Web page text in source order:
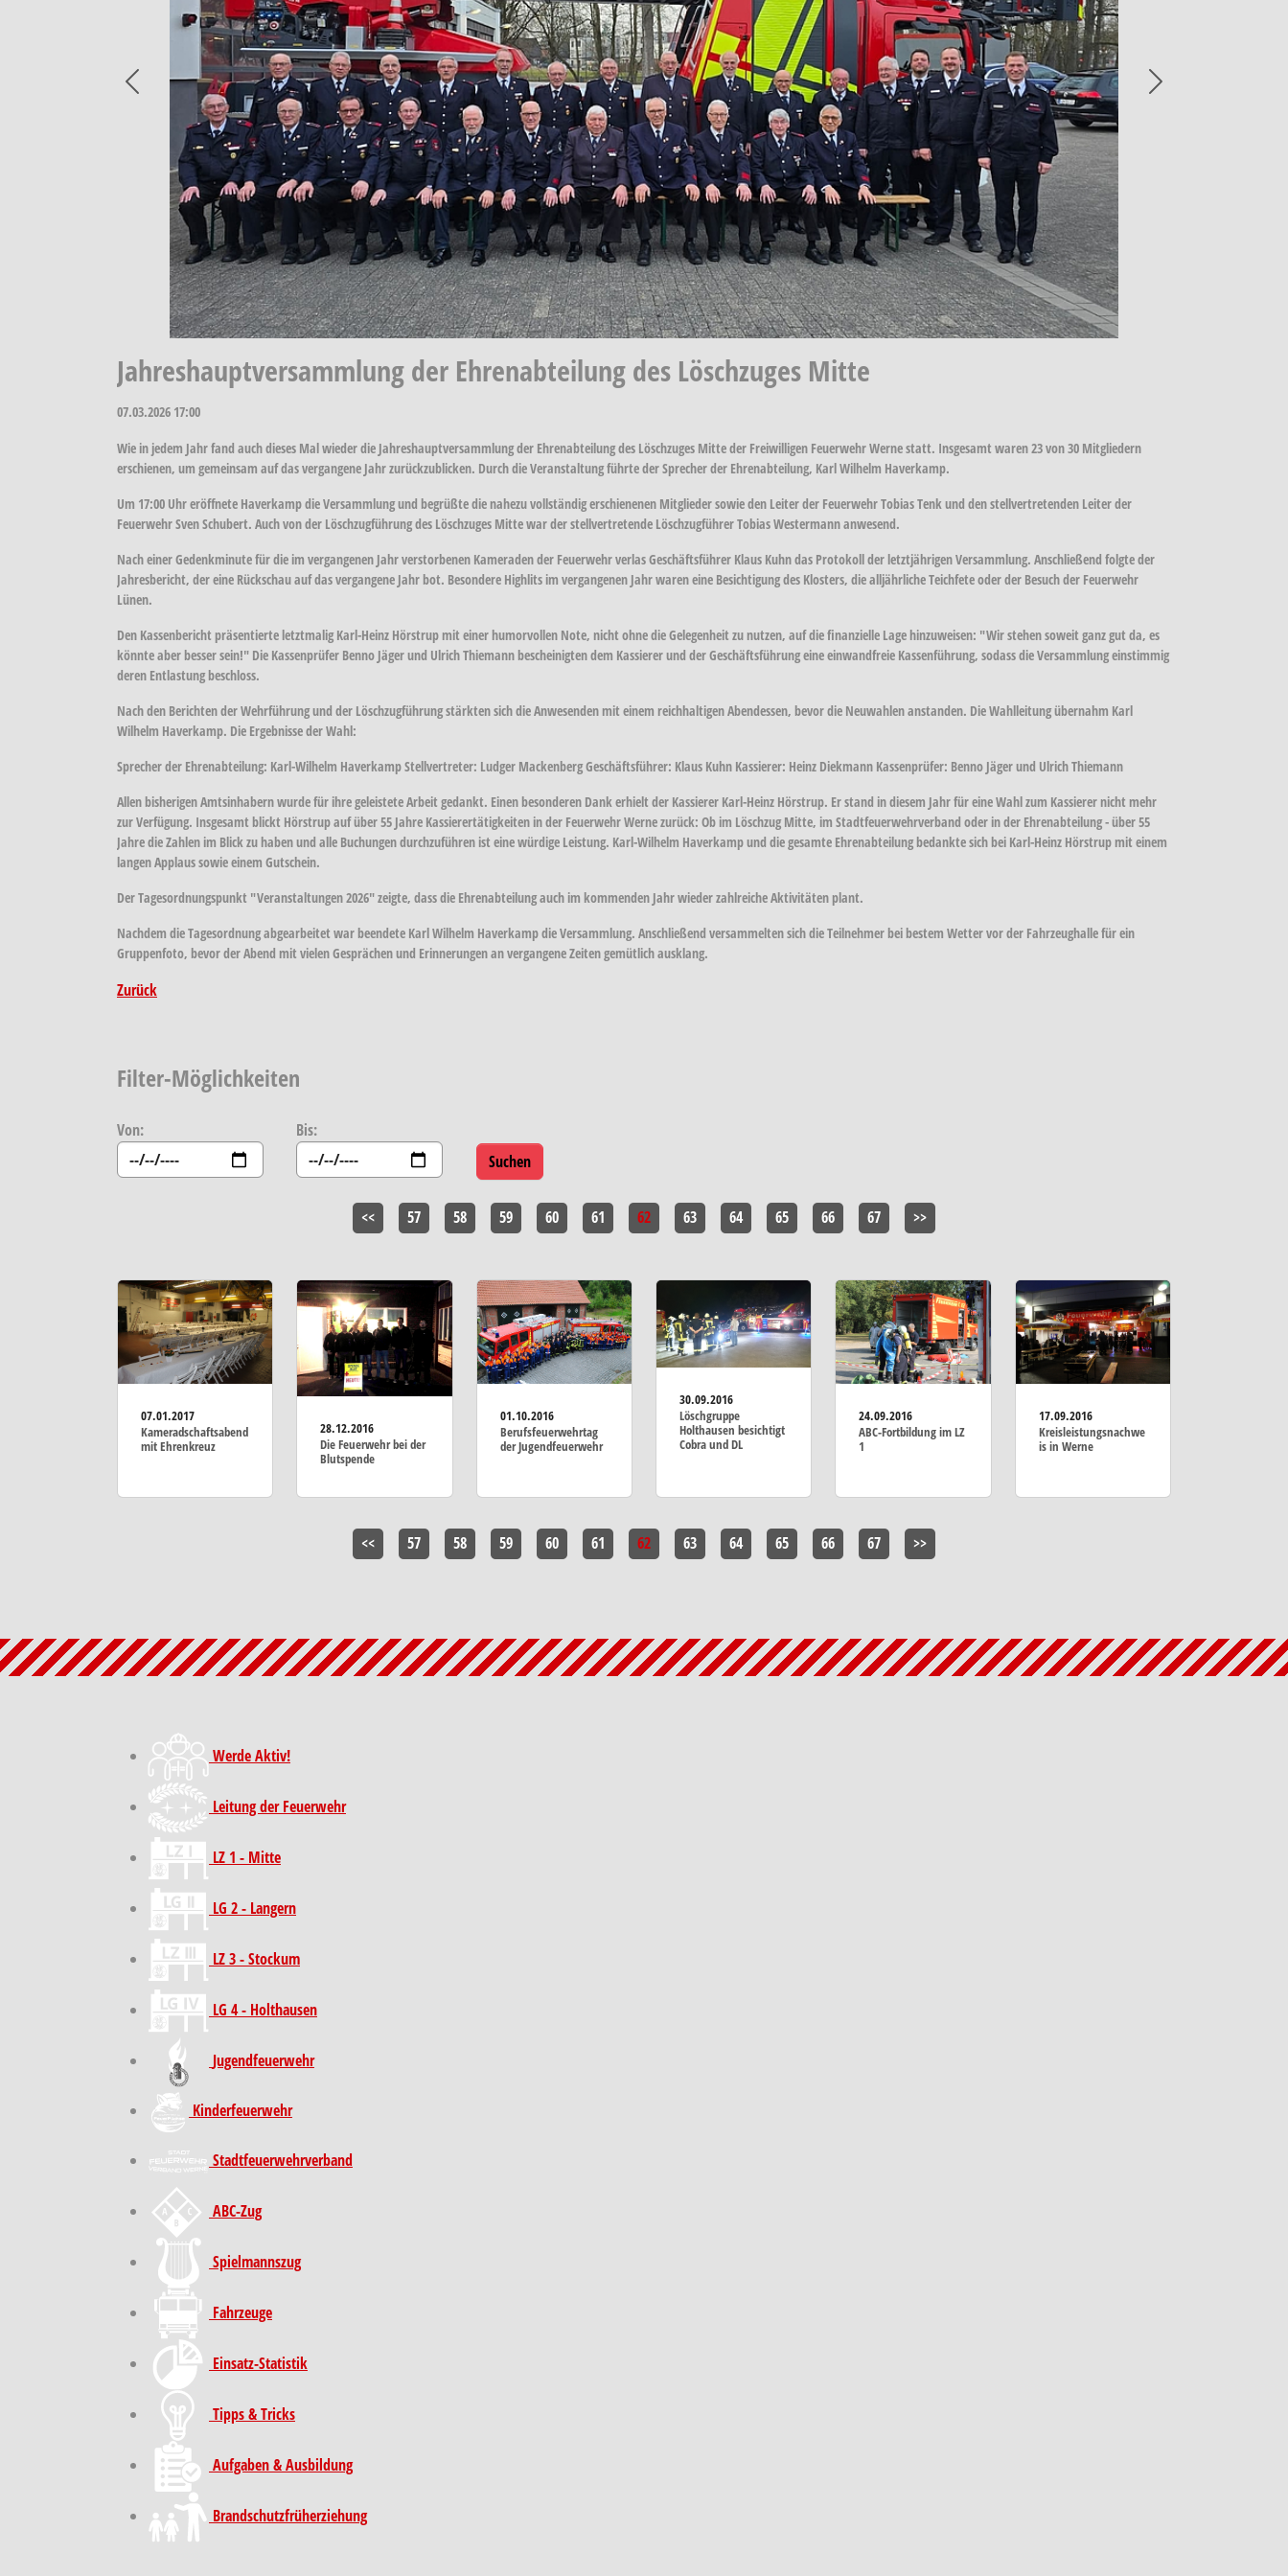
Previous
Jahreshauptversammlung der Ehrenabteilung des Löschzuges Mitte
07.03.2026 17:00
Wie in jedem Jahr fand auch dieses Mal wieder die Jahreshauptversammlung der Ehrenabteilung des Löschzuges Mitte der Freiwilligen Feuerwehr Werne statt. Insgesamt waren 23 von 30 Mitgliedern
erschienen, um gemeinsam auf das vergangene Jahr zurückzublicken. Durch die Veranstaltung führte der Sprecher der Ehrenabteilung, Karl Wilhelm Haverkamp.
Um 17:00 Uhr eröffnete Haverkamp die Versammlung und begrüßte die nahezu vollständig erschienenen Mitglieder sowie den Leiter der Feuerwehr Tobias Tenk und den stellvertretenden Leiter der
Feuerwehr Sven Schubert. Auch von der Löschzugführung des Löschzuges Mitte war der stellvertretende Löschzugführer Tobias Westermann anwesend.
Nach einer Gedenkminute für die im vergangenen Jahr verstorbenen Kameraden der Feuerwehr verlas Geschäftsführer Klaus Kuhn das Protokoll der letztjährigen Versammlung. Anschließend folgte der
Jahresbericht, der eine Rückschau auf das vergangene Jahr bot. Besondere Highlits im vergangenen Jahr waren eine Besichtigung des Klosters, die alljährliche Teichfete oder der Besuch der Feuerwehr
Lünen.
Den Kassenbericht präsentierte letztmalig Karl-Heinz Hörstrup mit einer humorvollen Note, nicht ohne die Gelegenheit zu nutzen, auf die finanzielle Lage hinzuweisen: "Wir stehen soweit ganz gut da, es
könnte aber besser sein!" Die Kassenprüfer Benno Jäger und Ulrich Thiemann bescheinigten dem Kassierer und der Geschäftsführung eine einwandfreie Kassenführung, sodass die Versammlung einstimmig
deren Entlastung beschloss.
Nach den Berichten der Wehrführung und der Löschzugführung stärkten sich die Anwesenden mit einem reichhaltigen Abendessen, bevor die Neuwahlen anstanden. Die Wahlleitung übernahm Karl
Wilhelm Haverkamp. Die Ergebnisse der Wahl:
Sprecher der Ehrenabteilung: Karl-Wilhelm Haverkamp Stellvertreter: Ludger Mackenberg Geschäftsführer: Klaus Kuhn Kassierer: Heinz Diekmann Kassenprüfer: Benno Jäger und Ulrich Thiemann
Allen bisherigen Amtsinhabern wurde für ihre geleistete Arbeit gedankt. Einen besonderen Dank erhielt der Kassierer Karl-Heinz Hörstrup. Er stand in diesem Jahr für eine Wahl zum Kassierer nicht mehr
zur Verfügung. Insgesamt blickt Hörstrup auf über 55 Jahre Kassierertätigkeiten in der Feuerwehr Werne zurück: Ob im Löschzug Mitte, im Stadtfeuerwehrverband oder in der Ehrenabteilung - über 55
Jahre die Zahlen im Blick zu haben und alle Buchungen durchzuführen ist eine würdige Leistung. Karl-Wilhelm Haverkamp und die gesamte Ehrenabteilung bedankte sich bei Karl-Heinz Hörstrup mit einem
langen Applaus sowie einem Gutschein.
Der Tagesordnungspunkt "Veranstaltungen 2026" zeigte, dass die Ehrenabteilung auch im kommenden Jahr wieder zahlreiche Aktivitäten plant.
Nachdem die Tagesordnung abgearbeitet war beendete Karl Wilhelm Haverkamp die Versammlung. Anschließend versammelten sich die Teilnehmer bei bestem Wetter vor der Fahrzeughalle für ein
Gruppenfoto, bevor der Abend mit vielen Gesprächen und Erinnerungen an vergangene Zeiten gemütlich ausklang.
Zurück
Filter-Möglichkeiten
Von: Bis:
<< 57 58 59 60 61 62 63 64 65 66 67 >>
07.01.2017
Kameradschaftsabend
mit Ehrenkreuz
28.12.2016
Die Feuerwehr bei der
Blutspende
01.10.2016
Berufsfeuerwehrtag
der Jugendfeuerwehr
30.09.2016
Löschgruppe
Holthausen besichtigt
Cobra und DL
24.09.2016
ABC-Fortbildung im LZ
1
17.09.2016
Kreisleistungsnachwe
is in Werne
<< 57 58 59 60 61 62 63 64 65 66 67 >>
Werde Aktiv!
Leitung der Feuerwehr
LZ 1 - Mitte
LG 2 - Langern
LZ 3 - Stockum
LG 4 - Holthausen
Jugendfeuerwehr
Kinder­feuer­wehr
Stadt­feuer­wehr­verband
ABC-Zug
Spielmannszug
Fahrzeuge
Einsatz-Statistik
Tipps & Tricks
Aufgaben & Ausbildung
Brand­schutz­früh­erziehung